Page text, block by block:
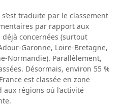
traduite par le classement
par rapport aux
concernées (surtout
Garonne, Loire-Bretagne,
Normandie). Parallèlement,
Désormais, environ 55 %
est classée en zone
régions où l’activité